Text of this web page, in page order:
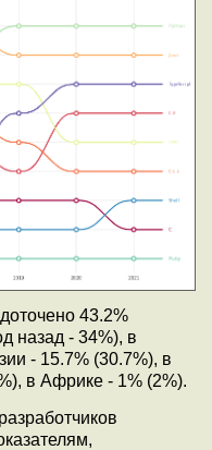
43.2%
назад - 34%), в
- 15.7% (30.7%), в
в Африке - 1% (2%).